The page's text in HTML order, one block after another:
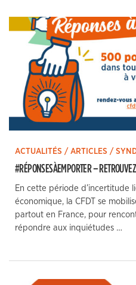
ACTUALITÉS / ARTICLES /
#RÉPONSESÀEMPORTER –
En cette période d’incertitude
économique, la CFDT se
partout en France, pour
répondre aux inquiétudes …